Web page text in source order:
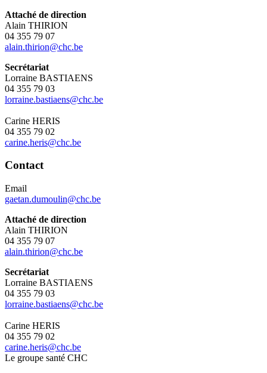
Attaché de direction
Alain THIRION
04 355 79 07
alain.thirion@chc.be
Secrétariat
Lorraine BASTIAENS
04 355 79 03
lorraine.bastiaens@chc.be
Carine HERIS
04 355 79 02
carine.heris@chc.be
Contact
Email
gaetan.dumoulin@chc.be
Attaché de direction
Alain THIRION
04 355 79 07
alain.thirion@chc.be
Secrétariat
Lorraine BASTIAENS
04 355 79 03
lorraine.bastiaens@chc.be
Carine HERIS
04 355 79 02
carine.heris@chc.be
Le groupe santé CHC